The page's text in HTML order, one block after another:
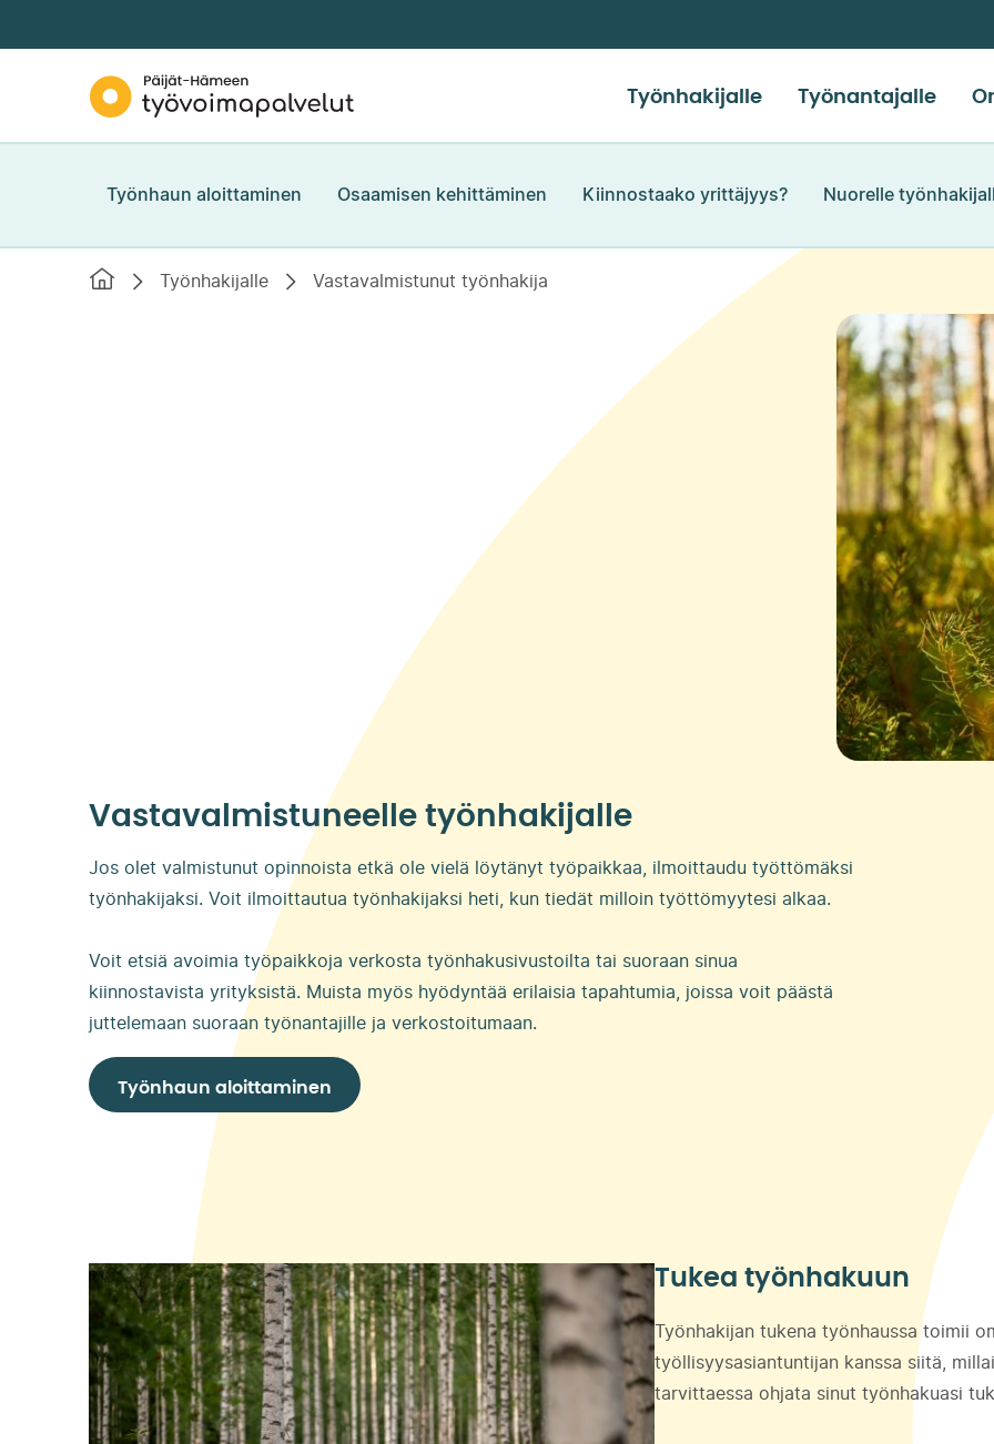
suoraan
Päijät-
Hämeen
Työnhakijalle Työnantajalle
Työnhaun aloittaminen Osaamisen kehittäminen Kiinnostaako yrittäjyys? Nuorelle
EtusivuTyönhakijalle Vastavalmistunut työnhakija
Vastavalmistuneelle työnhakijalle
Jos olet valmistunut opinnoista etkä ole vielä löytänyt työpaikkaa, ilmoittaudu työttömäksi
työnhakijaksi. Voit ilmoittautua työnhakijaksi heti, kun tiedät milloin työttömyytesi alkaa.
Voit etsiä avoimia työpaikkoja verkosta työnhakusivustoilta tai suoraan sinua
kiinnostavista yrityksistä. Muista myös hyödyntää erilaisia tapahtumia, joissa voit päästä
juttelemaan suoraan työnantajille ja verkostoitumaan.
Työnhaun aloittaminen
Tukea työnhakuun
Työnhakijan tukena työnhaussa toimii
työllisyysasiantuntijan kanssa siitä,
tarvittaessa ohjata sinut työnhakuasi